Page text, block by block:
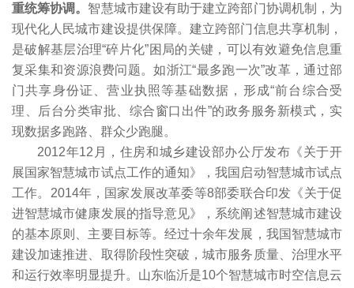
重统筹协调。 智慧城市建设有助于建立跨部门协调机制，为
现代化人民城市建设提供保障。建立跨部门信息共享机制，
是破解基层治理“碎片化”困局的关键，可以有效避免信息重
复采集和资源浪费问题。如浙江“最多跑一次”改革，通过部
门共享身份证、营业执照等基础数据，形成“前台综合受
理、后台分类审批、综合窗口出件”的政务服务新模式，实
现数据多跑路、群众少跑腿。
2012年12月，住房和城乡建设部办公厅发布《关于开
展国家智慧城市试点工作的通知》，我国启动智慧城市试点
工作。2014年，国家发展改革委等8部委联合印发《关于促
进智慧城市健康发展的指导意见》，系统阐述智慧城市建设
的基本原则、主要目标等。经过十余年发展，我国智慧城市
建设加速推进、取得阶段性突破，城市服务质量、治理水平
和运行效率明显提升。山东临沂是10个智慧城市时空信息云